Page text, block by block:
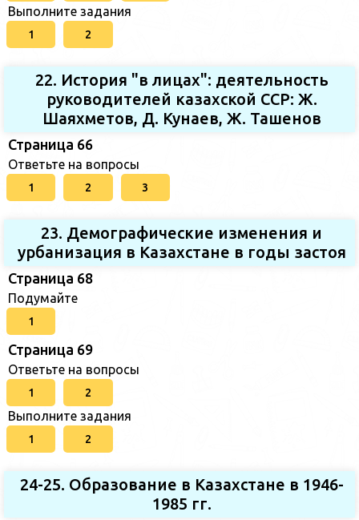
Выполните задания
1 2
22. История "в лицах": деятельность
руководителей казахской ССР: Ж.
Шаяхметов, Д. Кунаев, Ж. Ташенов
Страница 66
Ответьте на вопросы
1 2 3
23. Демографические изменения и
урбанизация в Казахстане в годы застоя
Страница 68
Подумайте
1
Страница 69
Ответьте на вопросы
1 2
Выполните задания
1 2
24-25. Образование в Казахстане в 1946-
1985 гг.